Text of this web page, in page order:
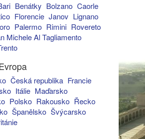
Benátky Bolzano Caorle
Florencie Janov Lignano
Palermo Rimini Rovereto
Michele Al Tagliamento
Česká republika Francie
Itálie Maďarsko
Polsko Rakousko Řecko
Španělsko Švýcarsko